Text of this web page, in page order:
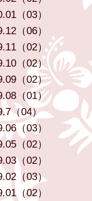
（03）
（06）
（02）
（02）
（02）
（01）
（04）
（03）
（02）
（02）
（03）
（02）